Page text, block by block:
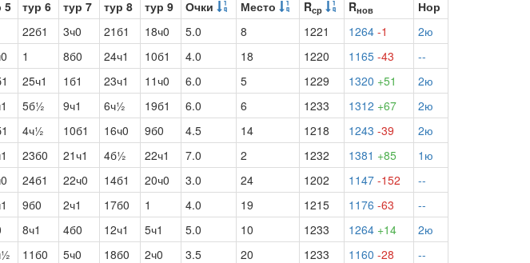
5 тур 6 тур 7 тур 8 тур 9 Очки Место Rср Rнов
Нор
22б1 3ч0 21б1 18ч0 5.0 8 1221 1264 -1
2ю
1 8б0 24ч1 10б1 4.0 18 1220 1165 -43
--
25ч1 1б1 23ч1 11ч0 6.0 5 1229 1320 +51
2ю
5б½ 9ч1 6ч½ 19б1 6.0 6 1233 1312 +67
2ю
4ч½ 10б1 16ч0 9б0 4.5 14 1218 1243 -39
2ю
23б0 21ч1 4б½ 22ч1 7.0 2 1232 1381 +85
1ю
24б1 22ч0 14б1 20ч0 3.0 24 1202 1147 -152
--
9б0 2ч1 17б0 1 4.0 19 1215 1176 -63
--
8ч1 4б0 12ч1 5ч1 5.0 10 1233 1264 +14
2ю
11б0 5ч0 18б0 2ч0 3.5 20 1233 1160 -28
--